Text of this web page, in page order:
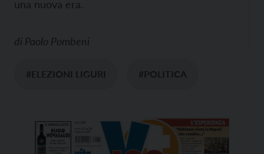
una nuova era.
di Paolo Pombeni
#ELEZIONI LIGURI #POLITICA